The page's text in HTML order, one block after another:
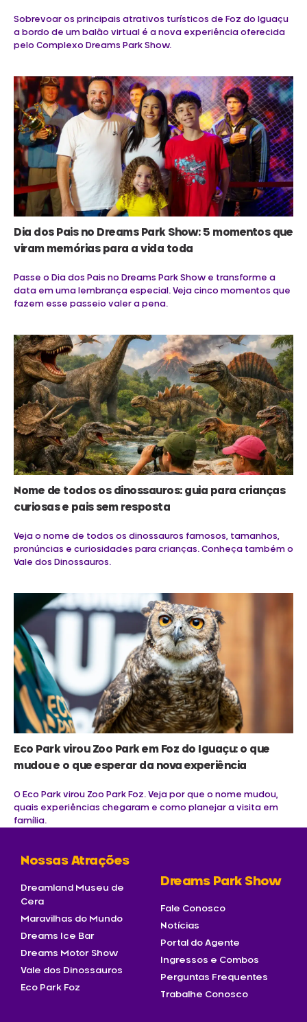
Sobrevoar os principais atrativos turísticos de Foz do Iguaçu
a bordo de um balão virtual é a nova experiência oferecida
pelo Complexo Dreams Park Show.
Dia dos Pais no Dreams Park Show: 5 momentos que
viram memórias para a vida toda
Passe o Dia dos Pais no Dreams Park Show e transforme a
data em uma lembrança especial. Veja cinco momentos que
fazem esse passeio valer a pena.
Nome de todos os dinossauros: guia para crianças
curiosas e pais sem resposta
Veja o nome de todos os dinossauros famosos, tamanhos,
pronúncias e curiosidades para crianças. Conheça também o
Vale dos Dinossauros.
Eco Park virou Zoo Park em Foz do Iguaçu: o que
mudou e o que esperar da nova experiência
O Eco Park virou Zoo Park Foz. Veja por que o nome mudou,
quais experiências chegaram e como planejar a visita em
família.
Nossas Atrações
Dreamland Museu de
Cera
Maravilhas do Mundo
Dreams Ice Bar
Dreams Motor Show
Vale dos Dinossauros
Eco Park Foz
Dreams Park Show
Fale Conosco
Notícias
Portal do Agente
Ingressos e Combos
Perguntas Frequentes
Trabalhe Conosco